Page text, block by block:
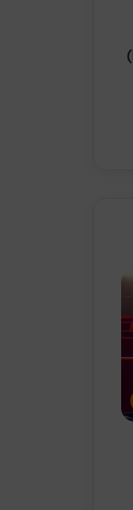
بی‌نهایت» (Draw Distance)